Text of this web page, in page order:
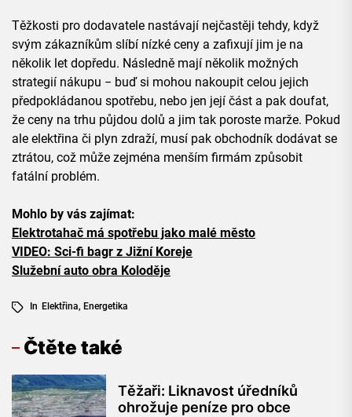
Těžkosti pro dodavatele nastávají nejčastěji tehdy, když
svým zákazníkům slíbí nízké ceny a zafixují jim je na
několik let dopředu. Následně mají několik možných
strategií nákupu − buď si mohou nakoupit celou jejich
předpokládanou spotřebu, nebo jen její část a pak doufat,
že ceny na trhu půjdou dolů a jim tak poroste marže. Pokud
ale elektřina či plyn zdraží, musí pak obchodník dodávat se
ztrátou, což může zejména menším firmám způsobit
fatální problém.
Mohlo by vás zajímat:
Elektrotahač má spotřebu jako malé město
VIDEO: Sci-fi bagr z Jižní Koreje
Služební auto obra Koloděje
In Elektřina, Energetika
Čtěte také
Těžaři: Liknavost úředníků
ohrožuje peníze pro obce